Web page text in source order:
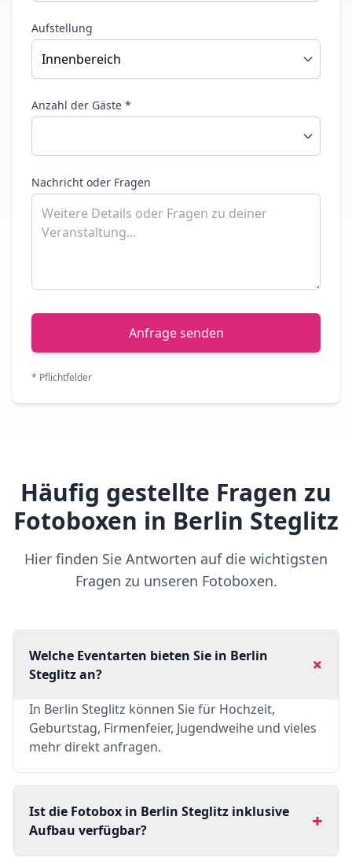
Aufstellung
Anzahl der Gäste *
Nachricht oder Fragen
Anfrage senden
* Pflichtfelder
Häufig gestellte Fragen zu
Fotoboxen in Berlin Steglitz
Hier finden Sie Antworten auf die wichtigsten
Fragen zu unseren Fotoboxen.
Welche Eventarten bieten Sie in Berlin
Steglitz an?
+
In Berlin Steglitz können Sie für Hochzeit,
Geburtstag, Firmenfeier, Jugendweihe und vieles
mehr direkt anfragen.
Ist die Fotobox in Berlin Steglitz inklusive
Aufbau verfügbar?
+